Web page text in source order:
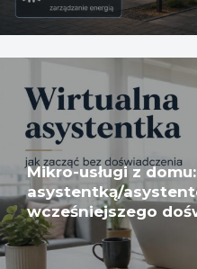
Mikro-usługi z
asystentką/
wcześniejszego